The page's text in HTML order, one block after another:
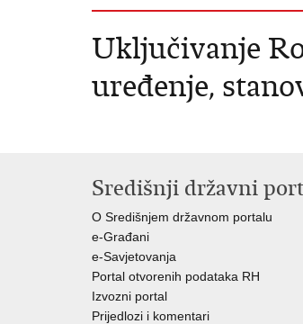
Uključivanje
uređenje,
Središnji državni
O Središnjem državnom portalu
e-Građani
e-Savjetovanja
Portal otvorenih podataka RH
Izvozni portal
Prijedlozi i komentari